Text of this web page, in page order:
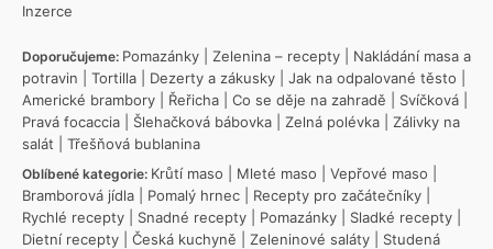
Inzerce
Doporučujeme: Pomazánky Zelenina – recepty
Nakládání masa a
potravin
Tortilla Dezerty a zákusky Jak na odpalované těsto
Americké brambory
Řeřicha Co se děje na zahradě Svíčková
Pravá focaccia
Šlehačková bábovka Zelná polévka
Zálivky na
salát
Třešňová bublanina
Oblíbené kategorie: Krůtí maso Mleté maso Vepřové maso
Bramborová jídla
Pomalý hrnec Recepty pro začátečníky
Rychlé recepty
Snadné recepty Pomazánky Sladké recepty
Dietní recepty
Česká kuchyně Zeleninové saláty
Studená